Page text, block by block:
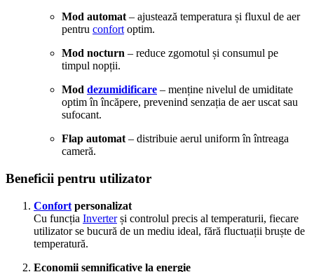
Mod automat – ajustează temperatura și fluxul de aer
pentru confort optim.
Mod nocturn – reduce zgomotul și consumul pe
timpul nopții.
Mod dezumidificare – menține nivelul de umiditate
optim în încăpere, prevenind senzația de aer uscat sau
sufocant.
Flap automat – distribuie aerul uniform în întreaga
cameră.
Beneficii pentru utilizator
Confort personalizat
Cu funcția Inverterși controlul precis al temperaturii, fiecare
utilizator se bucură de un mediu ideal, fără fluctuații bruște de
temperatură.
Economii semnificative la energie